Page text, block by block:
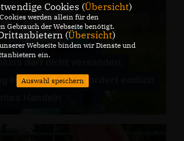
darf nicht versanden:
in Remscheid erfordert endlich
Cookies (Übersicht)
werden allein für den
Gebrauch der Webseite benötigt.
(Übersicht)
Webseite binden wir Dienste und
ein.
Auswahl speichern